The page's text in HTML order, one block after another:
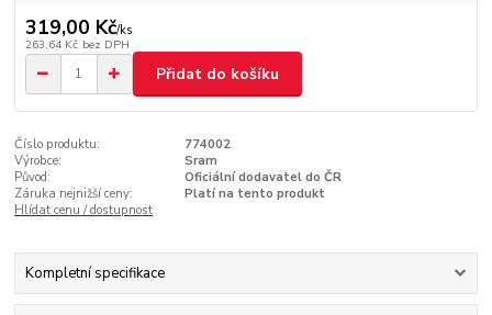
319,00 Kč/ks
263,64 Kč bez DPH
Přidat do košíku
Číslo produktu:
774002
Výrobce:
Sram
Původ:
Oficiální dodavatel do ČR
Záruka nejnižší ceny:
Platí na tento produkt
Hlídat cenu / dostupnost
Kompletní specifikace